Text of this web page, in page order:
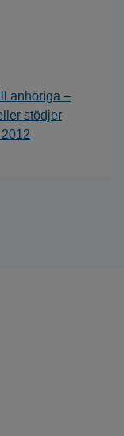
anhöriga –
stödjer